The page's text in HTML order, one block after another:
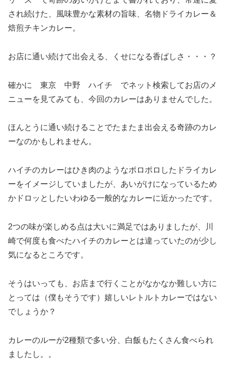
され続けた、風味豊かな素材の旨味、名物ドライカレー＆
焙煎チキンカレー。
お店に通い続けて出会える、くせになる香ばしさ・・・？
確かに 東京 中野 ハイチ でネット検索してお店のメ
ニューを見てみても、今回のカレーはありませんでした。
ほんとうに通い続けることでたまたま出会える奇跡のカレ
ーなのかもしれません。
ハイチのカレーはひき肉のようなポロポロしたドライカレ
ーをイメージしていましたが、あいがけになっているため
かドロッとしたいわゆる一般的なカレーに近かったです。
2つの味が楽しめる点は大いに満足ではありましたが、川
崎で何度も食べたハイチのカレーとは違っていたのが少し
気になるところです。
そうはいっても、お店まで行くことがなかなか難しい方に
とっては（僕もそうです）嬉しいレトルトカレーではない
でしょうか？
カレーのルーが2種類で多い分、白飯もたくさん食べられ
ましたし。。